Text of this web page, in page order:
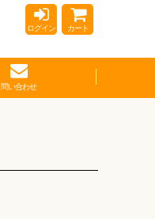
ログイン カート
問い合わせ